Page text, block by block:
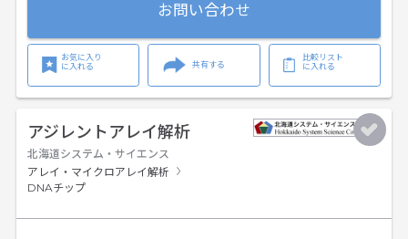
お問い合わせ
お気に入り
に入れる
共有する
比較リスト
に入れる
アジレントアレイ解析
北海道システム・サイエンス
アレイ・マイクロアレイ解析
DNAチップ